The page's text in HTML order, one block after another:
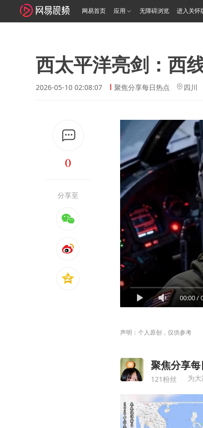
网易首页 应用 无障碍浏览 进入关怀
西太平洋亮剑：西
2026-05-10 02:08:07 聚焦分享每日热点 四川
0
分享至
00:00/
声明：个人原创，仅供参考
聚焦分享
121粉丝 为